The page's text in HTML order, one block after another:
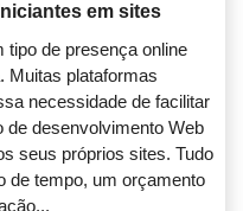
em sites
tipo de presença online
Muitas plataformas
necessidade de facilitar
de desenvolvimento Web
seus próprios sites. Tudo
de tempo, um orçamento